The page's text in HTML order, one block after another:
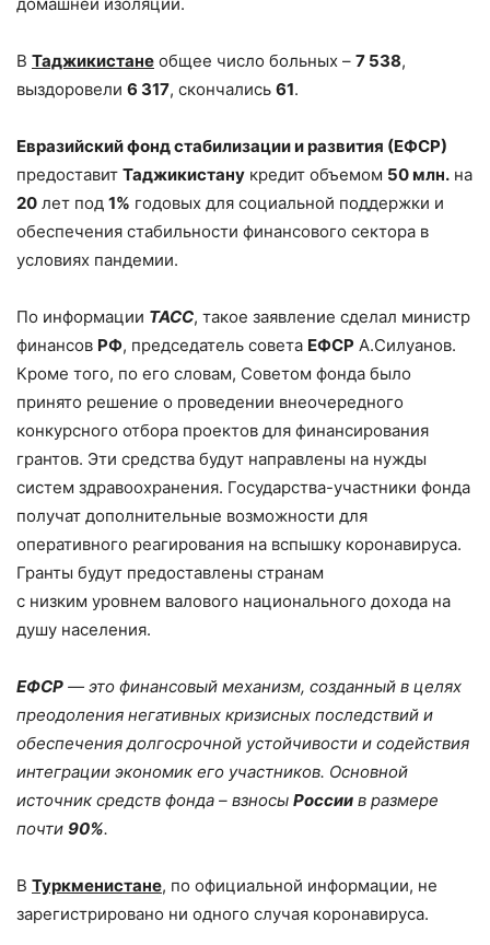
В Таджикистане общее число больных – 7 538,
выздоровели 6 317, скончались 61.
Евразийский фонд стабилизации и развития (ЕФСР)
предоставит Таджикистану кредит объемом 50 млн. на
20 лет под 1% годовых для социальной поддержки и
обеспечения стабильности финансового сектора в
условиях пандемии.
По информации ТАСС, такое заявление сделал министр
финансов РФ, председатель совета ЕФСР А.Силуанов.
Кроме того, по его словам, Советом фонда было
принято решение о проведении внеочередного
конкурсного отбора проектов для финансирования
грантов. Эти средства будут направлены на нужды
систем здравоохранения. Государства-участники фонда
получат дополнительные возможности для
оперативного реагирования на вспышку коронавируса.
Гранты будут предоставлены странам
с низким уровнем валового национального дохода на
душу населения.
ЕФСР — это финансовый механизм, созданный в целях
преодоления негативных кризисных последствий и
обеспечения долгосрочной устойчивости и содействия
интеграции экономик его участников. Основной
источник средств фонда – взносы России в размере
почти 90%.
В Туркменистане, по официальной информации, не
зарегистрировано ни одного случая коронавируса.